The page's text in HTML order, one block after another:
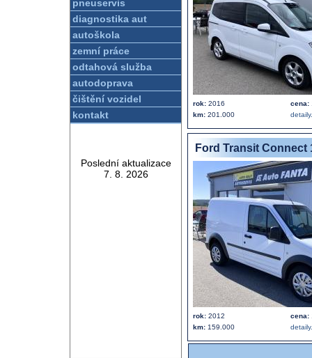
pneuservis
diagnostika aut
autoškola
zemní práce
odtahová služba
autodoprava
čištění vozidel
kontakt
Poslední aktualizace
7. 8. 2026
rok: 2016
km: 201.000
cena:
Ford Transit Connect
rok: 2012
km: 159.000
cena: